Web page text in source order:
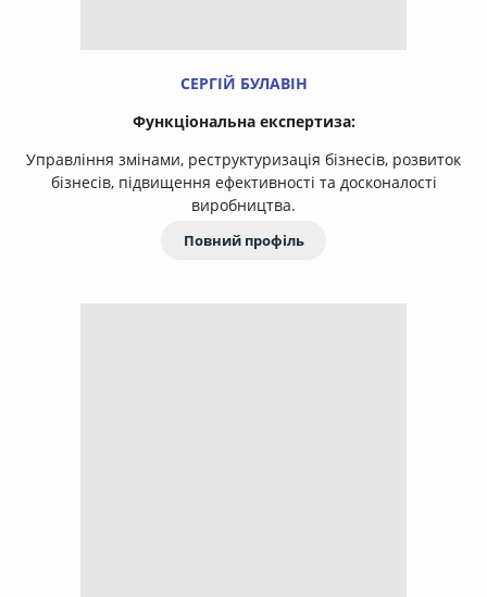
СЕРГІЙ БУЛАВІН
Функціональна експертиза:
Управління змінами, реструктуризація бізнесів, розвиток
бізнесів, підвищення ефективності та досконалості
виробництва.
Повний профіль